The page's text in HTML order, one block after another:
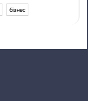
бізнес